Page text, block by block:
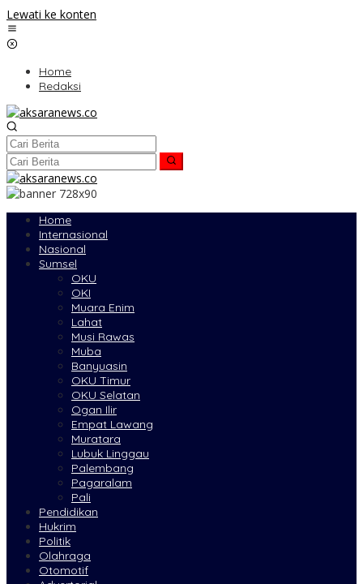
Lewati ke konten
Home
Redaksi
Home
Internasional
Nasional
Sumsel
OKU
OKI
Muara Enim
Lahat
Musi Rawas
Muba
Banyuasin
OKU Timur
OKU Selatan
Ogan Ilir
Empat Lawang
Muratara
Lubuk Linggau
Palembang
Pagaralam
Pali
Pendidikan
Hukrim
Politik
Olahraga
Otomotif